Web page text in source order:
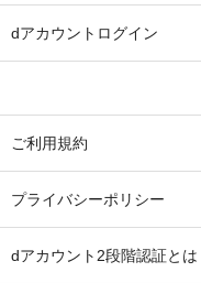
dアカウントログイン
ご利用規約
プライバシーポリシー
dアカウント2段階認証とは